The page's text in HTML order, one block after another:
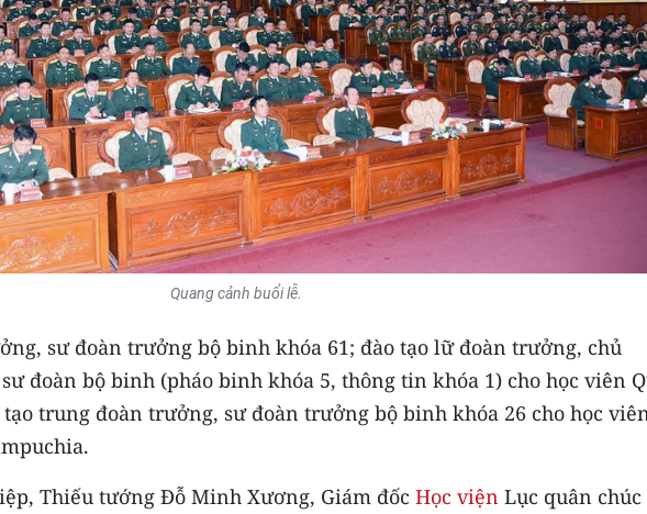
Quang cảnh buổi lễ.
sư đoàn trưởng bộ binh khóa 61; đào tạo lữ đoàn trưởng, chủ
đoàn bộ binh (pháo binh khóa 5, thông tin khóa 1) cho học viên
trung đoàn trưởng, sư đoàn trưởng bộ binh khóa 26 cho học
Thiếu tướng Đỗ Minh Xương, Giám đốc Học viện Lục quân chúc